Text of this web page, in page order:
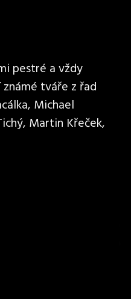
pestré a vždy
tváře z řad
Michael
Martin Křeček,